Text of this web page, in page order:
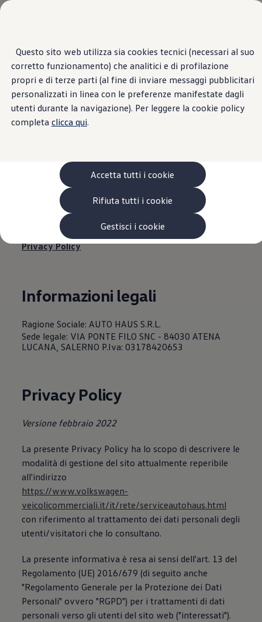
Questo sito web utilizza sia cookies tecnici (necessari al suo
corretto funzionamento) che analitici e di profilazione
propri e di terze parti (al fine di inviare messaggi pubblicitari
personalizzati in linea con le preferenze manifestate dagli
utenti durante la navigazione). Per leggere la cookie policy
completa clicca qui.
Accetta tutti i cookie
Rifiuta tutti i cookie
Gestisci i cookie
Passa ai
contenuti
principali
Passa
a
fondo
pagina
VanLife
Pick-up
Veicoli Commerciali Elettrici
Van
Modelli precedenti
Confronta i modelli
Configurazioni salvate
Volkswagen Auto
Acquista il tuo Veicolo Volkswagen
Ecoincentivi Volkswagen
5 Plus
Usato Certificato
Garanzia Usato
Assicurazioni
Clienti Business
Gamma, promozioni e servizi
Service Flotte
Più Credito
Noleggio
Servizi Assicurativi
Polizza Protezione Credito
Assicurazione GAP Protezioneventi
Estensione Garanzia Usato
Allestimenti e personalizzazioni
Allestimenti chiavi in mano
Listini e Dati tecnici
Mobilità elettrica e Ibrida Plug-In
Guida sui veicoli elettrici e sulle batterie
Veicoli elettrici
Soluzioni di ricarica e autonomia
Simulatore del tempo di ricarica
Simulatore dell’autonomia
Ricarica domestica
Ricarica in movimento
Accessori per la ricarica
VW Connect
VW Connect per ID. Buzz
VW Connect per Amarok
VW Connect per Transporter e Caravelle
Sistemi di assistenza alla guida
Aggiornamenti software
AUTO HAUS S.R.L. |
Informazioni legali
Informazioni legali
Privacy Policy
Informazioni legali
Ragione Sociale: AUTO HAUS S.R.L.
Sede legale: VIA PONTE FILO SNC - 84030 ATENA
LUCANA, SALERNO P.Iva: 03178420653
Privacy Policy
Versione febbraio 2022
La presente Privacy Policy ha lo scopo di descrivere le
modalità di gestione del sito attualmente reperibile
all'indirizzo
https://www.volkswagen-
veicolicommerciali.it/it/rete/serviceautohaus.html
con riferimento al trattamento dei dati personali degli
utenti/visitatori che lo consultano.
La presente informativa è resa ai sensi dell'art. 13 del
Regolamento (UE) 2016/679 (di seguito anche
"Regolamento Generale per la Protezione dei Dati
Personali" ovvero "RGPD") per i trattamenti di dati
personali verso gli utenti del sito web ("interessati").